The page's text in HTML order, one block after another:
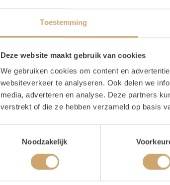
Toestemming
Deze website maakt gebruik van cookies
We gebruiken cookies om content en
websiteverkeer te analyseren. Ook delen we
media, adverteren en analyse. Deze partners
verstrekt of die ze hebben verzameld op basis
Noodzakelijk